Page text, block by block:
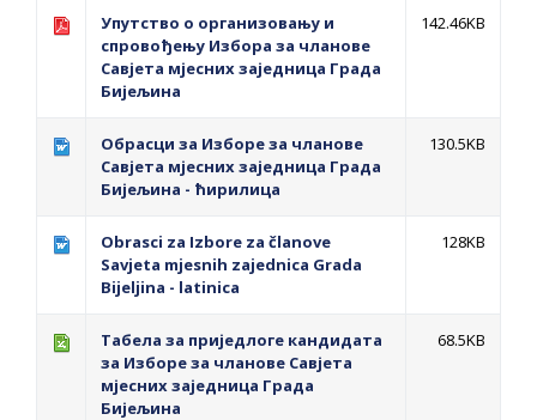
Упутство о организовању и
спровођењу Избора за чланове
Савјета мјесних заједница Града
Бијељина
142.46KB
Обрасци за Изборе за чланове
Савјета мјесних заједница Града
Бијељина - ћирилица
130.5KB
Obrasci za Izbore za članove
Savjeta mjesnih zajednica Grada
Bijeljina - latinica
128KB
Табела за приједлоге кандидата
за Изборе за чланове Савјета
мјесних заједница Града
Бијељина
68.5KB